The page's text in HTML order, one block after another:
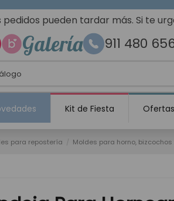
pedidos pueden tardar más. Si te
Galería 911 480
Kit de Fiesta Ofertas
para repostería Moldes para horno,